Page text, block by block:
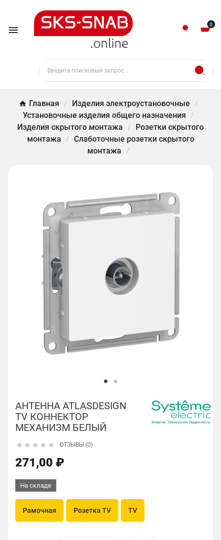
 0
Главная
Изделия электроустановочные
Установочные изделия общего назначения
Изделия скрытого монтажа
Розетки скрытого
монтажа
Слаботочные розетки скрытого
монтажа
АНТЕННА ATLASDESIGN
TV КОННЕКТОР
МЕХАНИЗМ БЕЛЫЙ
     ОТЗЫВЫ (0)
271,00 ₽
На складе
Рамочная Розетка TV TV